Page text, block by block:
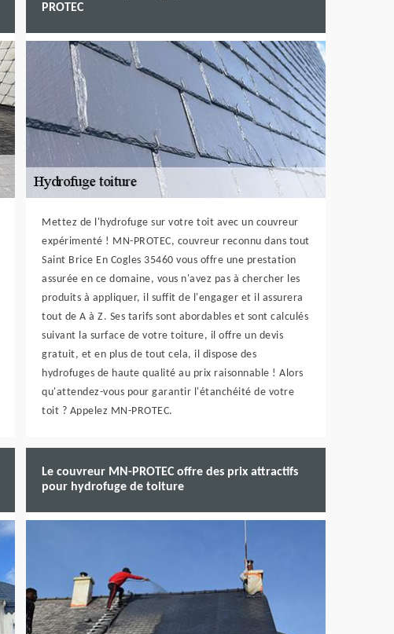
PROTEC
Mettez de l'hydrofuge sur votre toit avec un couvreur
expérimenté ! MN-PROTEC, couvreur reconnu dans tout
Saint Brice En Cogles 35460 vous offre une prestation
assurée en ce domaine, vous n'avez pas à chercher les
produits à appliquer, il suffit de l'engager et il assurera
tout de A à Z. Ses tarifs sont abordables et sont calculés
suivant la surface de votre toiture, il offre un devis
gratuit, et en plus de tout cela, il dispose des
hydrofuges de haute qualité au prix raisonnable ! Alors
qu'attendez-vous pour garantir l'étanchéité de votre
toit ? Appelez MN-PROTEC.
Le couvreur MN-PROTEC offre des prix attractifs
pour hydrofuge de toiture